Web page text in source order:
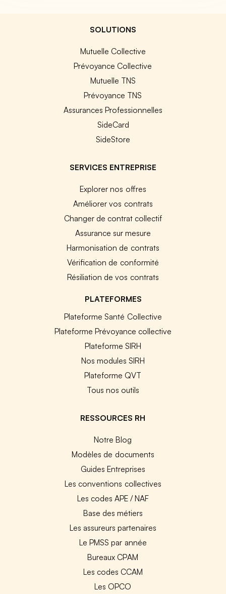
SOLUTIONS
Mutuelle Collective
Prévoyance Collective
Mutuelle TNS
Prévoyance TNS
Assurances Professionnelles
SideCard
SideStore
SERVICES ENTREPRISE
Explorer nos offres
Améliorer vos contrats
Changer de contrat collectif
Assurance sur mesure
Harmonisation de contrats
Vérification de conformité
Résiliation de vos contrats
PLATEFORMES
Plateforme Santé Collective
Plateforme Prévoyance collective
Plateforme SIRH
Nos modules SIRH
Plateforme QVT
Tous nos outils
RESSOURCES RH
Notre Blog
Modèles de documents
Guides Entreprises
Les conventions collectives
Les codes APE / NAF
Base des métiers
Les assureurs partenaires
Le PMSS par année
Bureaux CPAM
Les codes CCAM
Les OPCO